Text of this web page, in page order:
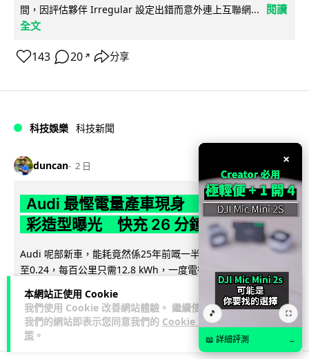
本網站正使用 Cookie
我們使用 Cookie 改善網站體驗。 繼續使用
我們的網站即表示您同意我們的 Cookie 政
策 。
間，因評估夥伴 Irregular 設定出錯而意外連上互聯網...
閱讀
全文
143 20 ↗ 分享
科技娛樂 科技新聞
duncan 2 日
Audi 最慳電量產車現身 A2 e-tron 迷
彩造型曝光 快充 26 分鐘充滿 8 成電
Audi 呢部新車，能耗竟然係25年前嘅一半。 A2 e-tron 風阻低
至0.24，每百公里只需12.8 kWh，一度電行到7.8公里。6...
閱讀全文
7 1↗ 分享
×
🎵 ⛶
📖 詳細評測 →